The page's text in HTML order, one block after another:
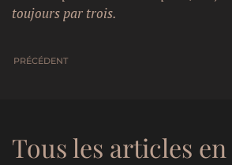
toujours par trois.
PRÉCÉDENT
Tous les articles